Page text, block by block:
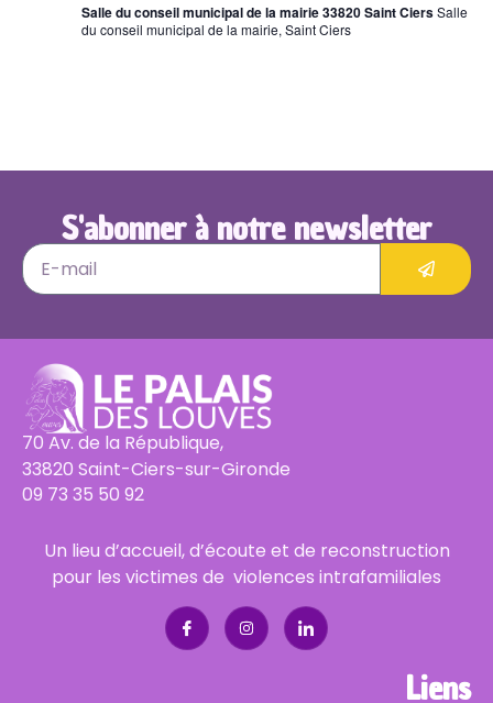
Salle du conseil municipal de la mairie 33820 Saint CiersSalle
du conseil municipal de la mairie, Saint Ciers
S'abonner à notre newsletter
70 Av. de la République,
33820 Saint-Ciers-sur-Gironde
09 73 35 50 92
Un lieu d’accueil, d’écoute et de reconstruction
pour les victimes de violences intrafamiliales
Liens